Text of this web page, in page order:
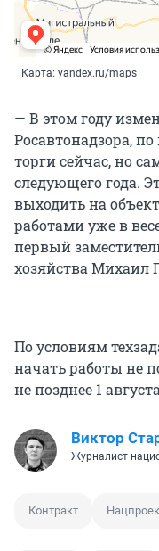
Карта: yandex.ru/maps
— В этом году
Росавтонадзора,
торги сейчас, но
следующего года.
выходить на
работами уже в
первый
хозяйства Михаил
По условиям
начать работы не
не позднее 1
Виктор
Журналист
Контракт